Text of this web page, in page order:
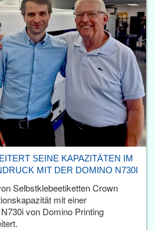
SEINE KAPAZITÄTEN IM
MIT DER DOMINO N730I
Selbstklebeetiketten Crown
mit einer
von Domino Printing